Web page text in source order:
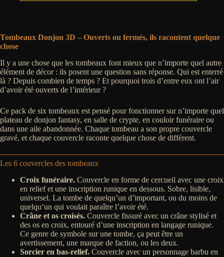
Tombeaux Donjon 3D – Ouverts ou fermés, ils racontent quelque
chose
Il y a une chose que les tombeaux font mieux que n’importe quel autre
élément de décor : ils posent une question sans réponse. Qui est enterré
là ? Depuis combien de temps ? Et pourquoi trois d’entre eux ont l’air
d’avoir été ouverts de l’intérieur ?
Ce pack de six tombeaux est pensé pour fonctionner sur n’importe quel
plateau de donjon fantasy, en salle de crypte, en couloir funéraire ou
dans une aile abandonnée. Chaque tombeau a son propre couvercle
gravé, et chaque couvercle raconte quelque chose de différent.
Les 6 couvercles des tombeaux
Croix funéraire. Couvercle en forme de cercueil avec une croix
en relief et une inscription runique en dessous. Sobre, lisible,
universel. La tombe de quelqu’un d’important, ou du moins de
quelqu’un qui voulait paraître l’avoir été.
Crâne et os croisés. Couvercle fissuré avec un crâne stylisé et
des os en croix, entouré d’une inscription en langage runique.
Ce genre de symbole sur une tombe, ça peut être un
avertissement, une marque de faction, ou les deux.
Sorcier en bas-relief. Couvercle avec un personnage barbu en